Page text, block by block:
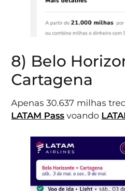
8) Belo
Cartagena
Apenas 30.637 milhas
LATAM Pass voando